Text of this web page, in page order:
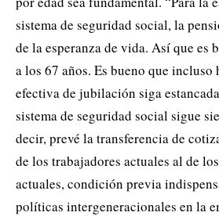
sistema de seguridad social, la
de la esperanza de vida. Así que es
a los 67 años. Es bueno que incluso
efectiva de jubilación siga
sistema de seguridad social sigue
decir, prevé la transferencia de
de los trabajadores actuales al de
actuales, condición previa
políticas intergeneracionales en la